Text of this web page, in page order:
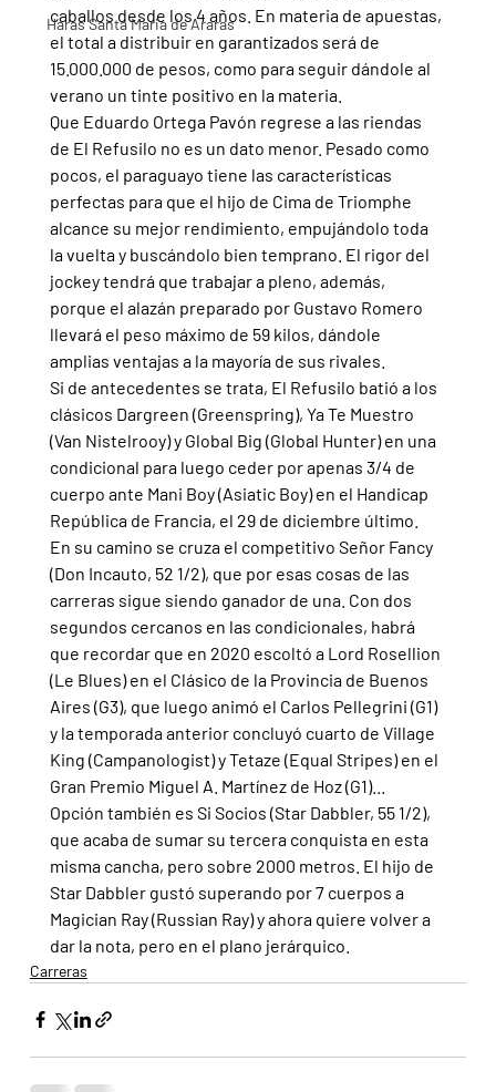
Haras Santa Maria de Araras
caballos desde los 4 años. En materia de apuestas,
el total a distribuir en garantizados será de
15.000.000 de pesos, como para seguir dándole al
verano un tinte positivo en la materia.
Que Eduardo Ortega Pavón regrese a las riendas
de El Refusilo no es un dato menor. Pesado como
pocos, el paraguayo tiene las características
perfectas para que el hijo de Cima de Triomphe
alcance su mejor rendimiento, empujándolo toda
la vuelta y buscándolo bien temprano. El rigor del
jockey tendrá que trabajar a pleno, además,
porque el alazán preparado por Gustavo Romero
llevará el peso máximo de 59 kilos, dándole
amplias ventajas a la mayoría de sus rivales.
Si de antecedentes se trata, El Refusilo batió a los
clásicos Dargreen (Greenspring), Ya Te Muestro
(Van Nistelrooy) y Global Big (Global Hunter) en una
condicional para luego ceder por apenas 3/4 de
cuerpo ante Mani Boy (Asiatic Boy) en el Handicap
República de Francia, el 29 de diciembre último.
En su camino se cruza el competitivo Señor Fancy
(Don Incauto, 52 1/2), que por esas cosas de las
carreras sigue siendo ganador de una. Con dos
segundos cercanos en las condicionales, habrá
que recordar que en 2020 escoltó a Lord Rosellion
(Le Blues) en el Clásico de la Provincia de Buenos
Aires (G3), que luego animó el Carlos Pellegrini (G1)
y la temporada anterior concluyó cuarto de Village
King (Campanologist) y Tetaze (Equal Stripes) en el
Gran Premio Miguel A. Martínez de Hoz (G1)...
Opción también es Si Socios (Star Dabbler, 55 1/2),
que acaba de sumar su tercera conquista en esta
misma cancha, pero sobre 2000 metros. El hijo de
Star Dabbler gustó superando por 7 cuerpos a
Magician Ray (Russian Ray) y ahora quiere volver a
dar la nota, pero en el plano jerárquico.
Carreras